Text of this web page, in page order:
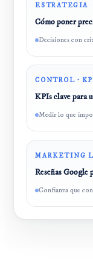
ESTRATEGIA
Cómo poner
Decisiones con
CONTROL ·
KPIs clave para
Medir lo que
MARKETING
Reseñas Google
Confianza que